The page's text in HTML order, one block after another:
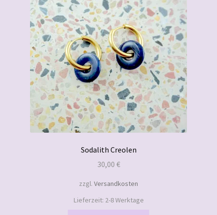
Sodalith Creolen
30,00 €
zzgl. Versandkosten
Lieferzeit: 2-8 Werktage